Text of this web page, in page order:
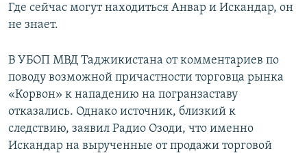
Где сейчас могут находиться Анвар и Искандар, он
не знает.
В УБОП МВД Таджикистана от комментариев по
поводу возможной причастности торговца рынка
«Корвон» к нападению на погранзаставу
отказались. Однако источник, близкий к
следствию, заявил Радио Озоди, что именно
Искандар на вырученные от продажи торговой